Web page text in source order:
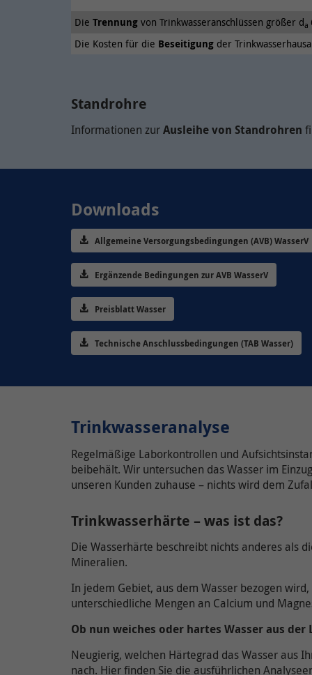
Die Trennung von Trinkwasseranschlüssen größer da
Die Kosten für die Beseitigung der
Standrohre
Informationen zurAusleihe von Standrohren
Downloads
Allgemeine Versorgungsbedingungen (AVB) WasserV
Ergänzende Bedingungen zur AVB WasserV
Preisblatt Wasser
Technische Anschlussbedingungen (TAB Wasser)
Trinkwasseranalyse
Regelmäßige Laborkontrollen und
beibehält. Wir untersuchen das Wasser im
unseren Kunden zuhause – nichts wird dem
Trinkwasserhärte – was ist das?
Die Wasserhärte beschreibt nichts anderes als
Mineralien.
In jedem Gebiet, aus dem Wasser bezogen
unterschiedliche Mengen an Calcium und
Ob nun weiches oder hartes Wasser aus
Neugierig, welchen Härtegrad das Wasser aus
nach. Hier finden Sie die ausführlichen